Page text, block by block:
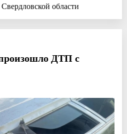
области
ДТП с